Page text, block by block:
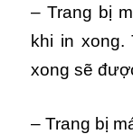
– Trang bị
khi in xong.
xong sẽ
– Trang bị